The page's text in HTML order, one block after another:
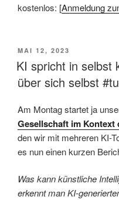
kostenlos: [Anmeldung
VERÖFFENTLICHT
AM
MAI 12, 2023
KI spricht in selbst
über sich selbst
Am Montag startet ja
Gesellschaft im
den wir mit mehreren KI-
es nun einen kurzen
Was kann künstliche
erkennt man KI-